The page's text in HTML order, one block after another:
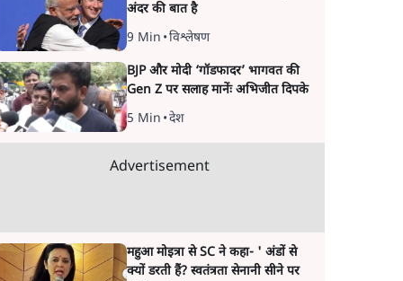
अंदर की बात है
9 Min •विश्लेषण
BJP और मोदी ‘गॉडफादर’ भागवत की
Gen Z पर सलाह मानेंः अभिजीत दिपके
5 Min •देश
Advertisement
महुआ मोइत्रा से SC ने कहा- ' अंडों से
क्यों डरती हैं? स्वतंत्रता सेनानी सीने पर